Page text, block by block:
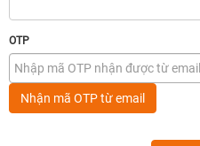
OTP
Nhận mã OTP từ email